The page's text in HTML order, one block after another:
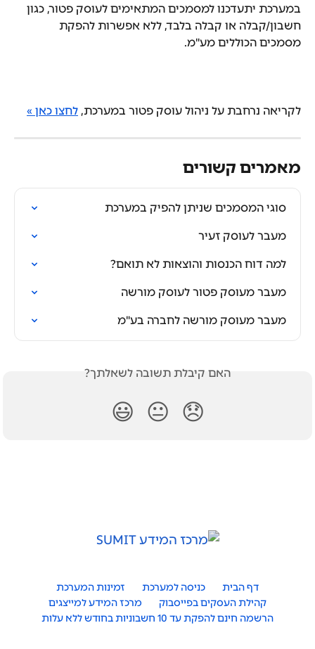
במערכת יתעדכנו למסמכים המתאימים לעוסק פטור, כגון
חשבון/קבלה או קבלה בלבד, ללא אפשרות להפקת
מסמכים הכוללים מע"מ.
לקריאה נרחבת על ניהול עוסק פטור במערכת, לחצו כאן »
מאמרים קשורים
סוגי המסמכים שניתן להפיק במערכת
מעבר לעוסק זעיר
למה דוח הכנסות והוצאות לא תואם?
מעבר מעוסק פטור לעוסק מורשה
מעבר מעוסק מורשה לחברה בע"מ
האם קיבלת תשובה לשאלתך?
😞
😐
😃
דף הבית כניסה למערכת
זמינות המערכת
קהילת העסקים בפייסבוק
מרכז המידע למייצגים
הרשמה חינם להפקת עד 10 חשבוניות בחודש ללא עלות